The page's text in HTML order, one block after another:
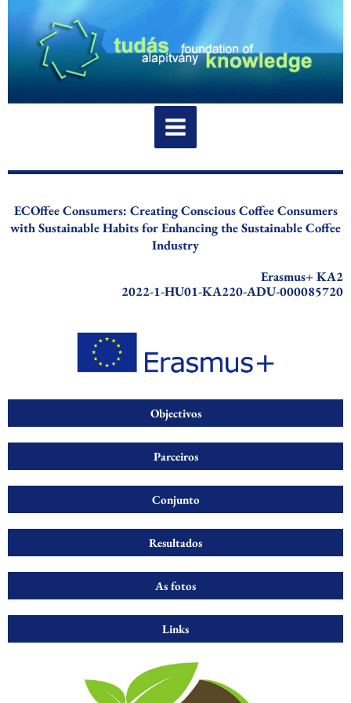
content
ECOffee Consumers: Creating Conscious Coffee Consumers
with Sustainable Habits for Enhancing the Sustainable Coffee
Industry
Erasmus+ KA2
2022-1-HU01-KA220-ADU-000085720
Objectivos
Parceiros
Conjunto
Resultados
As fotos
Links